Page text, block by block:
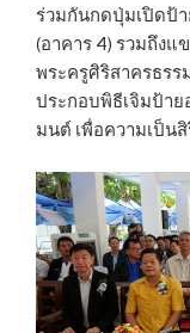
ร่วมกันกดปุ่มเปิดป้า
(อาคาร 4) รวมถึง
พระครูศิริสาครธรร
ประกอบพิธีเจิมป้าย
มนต์ เพื่อความเป็น